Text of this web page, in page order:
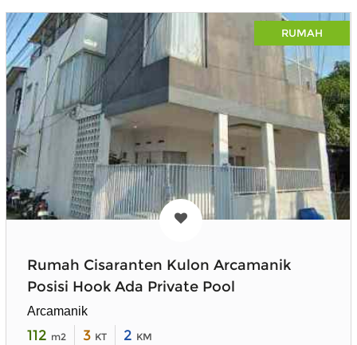
RUMAH
Rumah Cisaranten Kulon Arcamanik
Posisi Hook Ada Private Pool
Arcamanik
112 m2 3 KT 2 KM